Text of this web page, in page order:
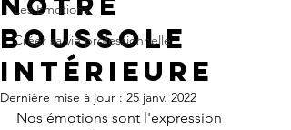
Les Émotions
Créer sa vie professionnelle
boussole
intérieure
Dernière mise à jour : 25 janv. 2022
Nos émotions sont l'expression